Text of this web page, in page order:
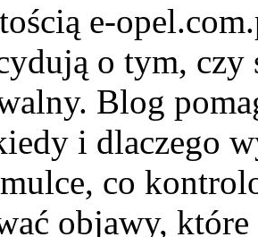
e-
o tym, czy
Blog
i dlaczego
co
objawy,